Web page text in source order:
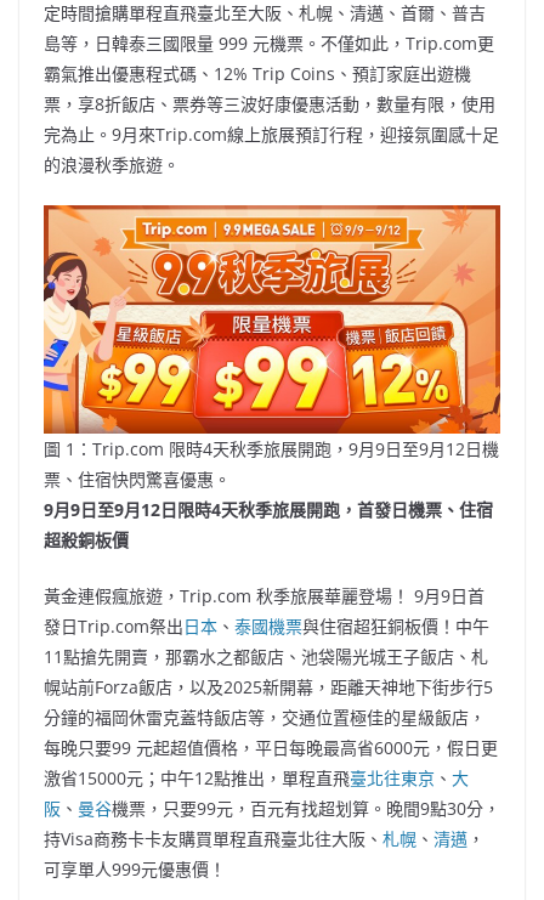
定時間搶購單程直飛臺北至大阪、札幌、清邁、首爾、普吉
島等，日韓泰三國限量 999 元機票。不僅如此，Trip.com更
霸氣推出優惠程式碼、12% Trip Coins、預訂家庭出遊機
票，享8折飯店、票券等三波好康優惠活動，數量有限，使用
完為止。9月來Trip.com線上旅展預訂行程，迎接氛圍感十足
的浪漫秋季旅遊。
圖 1：Trip.com 限時4天秋季旅展開跑，9月9日至9月12日機
票、住宿快閃驚喜優惠。
9月9日至9月12日限時4天秋季旅展開跑，首發日機票、住宿
超殺銅板價
黃金連假瘋旅遊，Trip.com 秋季旅展華麗登場！ 9月9日首
發日Trip.com祭出日本 、 泰國機票與住宿超狂銅板價！中午
11點搶先開賣，那霸水之都飯店、池袋陽光城王子飯店、札
幌站前Forza飯店，以及2025新開幕，距離天神地下街步行5
分鐘的福岡休雷克蓋特飯店等，交通位置極佳的星級飯店，
每晚只要99 元起超值價格，平日每晚最高省6000元，假日更
激省15000元；中午12點推出，單程直飛臺北往東京 、 大
阪 、 曼谷機票，只要99元，百元有找超划算。晚間9點30分，
持Visa商務卡卡友購買單程直飛臺北往大阪、 札幌 、 清邁 ，
可享單人999元優惠價！